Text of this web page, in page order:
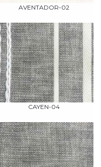
AVENTADOR-02
CAYEN-04